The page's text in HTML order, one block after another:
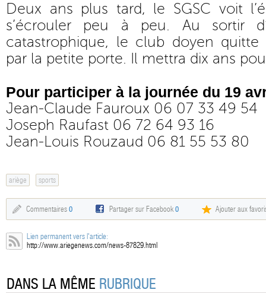
Deux ans plus tard, le SGSC voit
s’écrouler peu à peu. Au sortir
catastrophique, le club doyen quitte
par la petite porte. Il mettra dix ans
Pour participer à la journée du 19
Jean-Claude Fauroux 06 07 33 49 54
Joseph Raufast 06 72 64 93 16
Jean-Louis Rouzaud 06 81 55 53 80
ariège sports
Commentaires 0 Partager sur Facebook0 Ajouter aux
Lien permanent vers l'article:
http://www.ariegenews.com/news-87829.html
DANS LA MÊME RUBRIQUE